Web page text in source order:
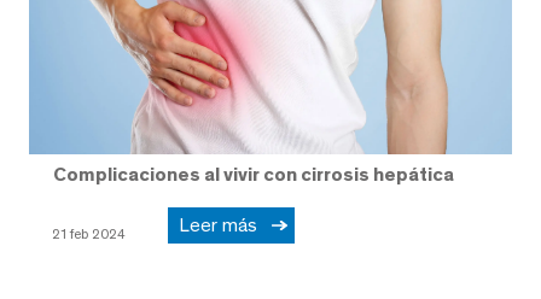
Complicaciones al vivir con cirrosis hepática
21 feb 2024 Leer más